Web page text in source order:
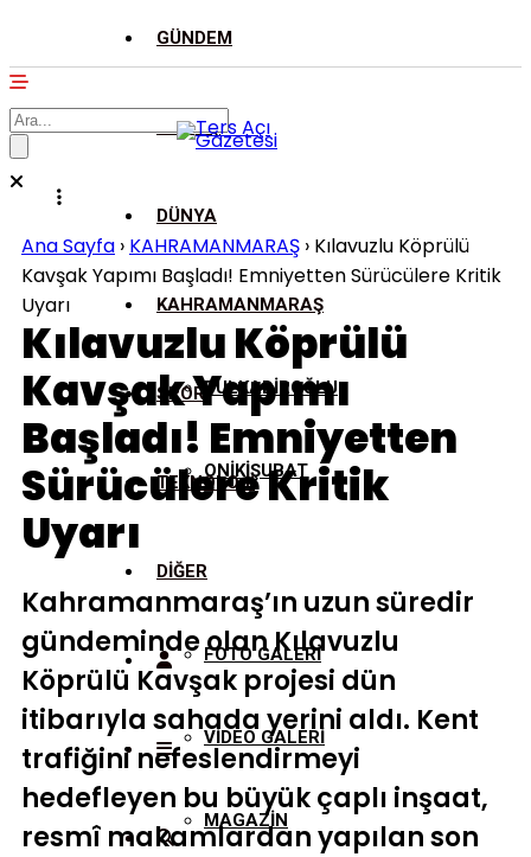
GÜNDEM
ASAYİŞ
DÜNYA
KAHRAMANMARAŞ
DULKADİROĞLU
ONİKİŞUBAT
SPOR
TEKNOLOJİ
DİĞER
FOTO GALERİ
VİDEO GALERİ
MAGAZİN
Ana Sayfa › KAHRAMANMARAŞ › Kılavuzlu Köprülü
Kavşak Yapımı Başladı! Emniyetten Sürücülere Kritik
Uyarı
Kılavuzlu Köprülü
Kavşak Yapımı
Başladı! Emniyetten
Sürücülere Kritik
Uyarı
Kahramanmaraş’ın uzun süredir
gündeminde olan Kılavuzlu
Köprülü Kavşak projesi dün
itibarıyla sahada yerini aldı. Kent
trafiğini nefeslendirmeyi
hedefleyen bu büyük çaplı inşaat,
resmî makamlardan yapılan son